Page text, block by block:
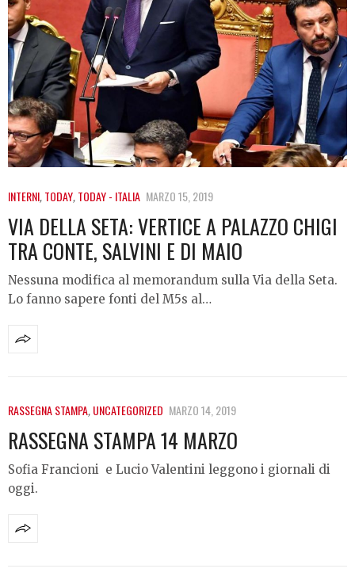
INTERNI,TODAY,TODAY - ITALIA MARZO 15, 2019
VIA DELLA SETA: VERTICE A PALAZZO CHIGI
TRA CONTE, SALVINI E DI MAIO
Nessuna modifica al memorandum sulla Via della Seta.
Lo fanno sapere fonti del M5s al…
RASSEGNA STAMPA,UNCATEGORIZED MARZO 14, 2019
RASSEGNA STAMPA 14 MARZO
Sofia Francioni e Lucio Valentini leggono i giornali di
oggi.